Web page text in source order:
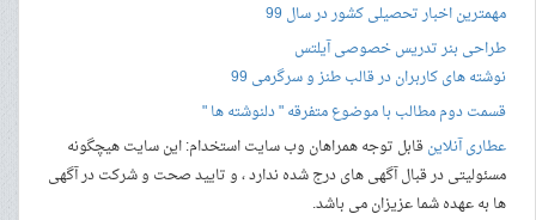
مهمترین اخبار تحصیلی کشور در سال 99
طراحی بنرتدریس خصوصی آیلتس
نوشته های کاربران در قالب طنز و سرگرمی 99
قسمت دوم مطالب با موضوع متفرقه " دلنوشته ها "
عطاری آنلاینقابل توجه همراهان وب سایت استخدام: این سایت هیچگونه
مسئولیتی در قبال آگهی های درج شده ندارد ، و تایید صحت و شرکت در آگهی
ها به عهده شما عزیزان می باشد.